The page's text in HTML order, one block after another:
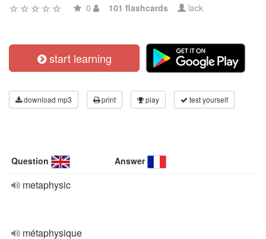
0 101 flashcards lack
start learning
download mp3 print play test yourself
Question Answer
metaphysic
métaphysique